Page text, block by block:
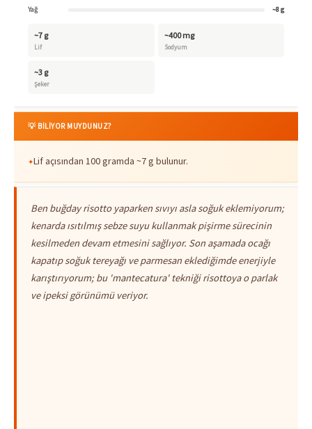
Yağ
~8 g
~7 g
Lif
~400 mg
Sodyum
~3 g
Şeker
💡 BİLİYOR MUYDUNUZ?
Lif açısından 100 gramda ~7 g bulunur.
Ben buğday risotto yaparken sıvıyı asla soğuk eklemiyorum;
kenarda ısıtılmış sebze suyu kullanmak pişirme sürecinin
kesilmeden devam etmesini sağlıyor. Son aşamada ocağı
kapatıp soğuk tereyağı ve parmesan eklediğimde enerjiyle
karıştırıyorum; bu 'mantecatura' tekniği risottoya o parlak
ve ipeksi görünümü veriyor.